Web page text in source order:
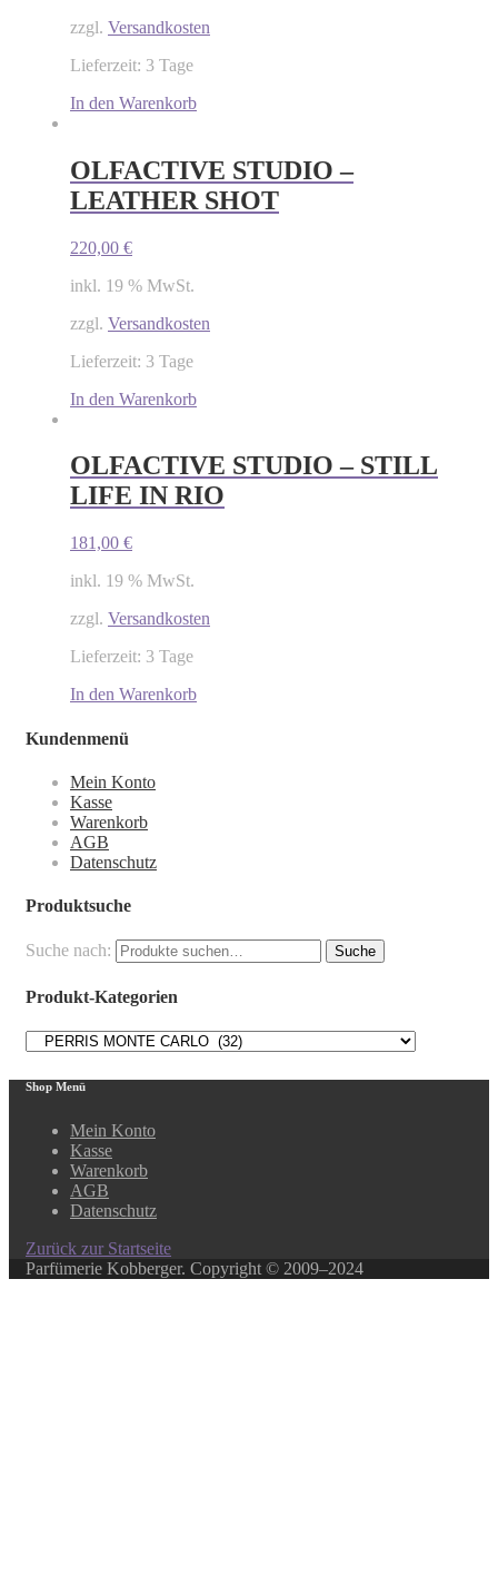
zzgl. Versandkosten
Lieferzeit: 3 Tage
In den Warenkorb
OLFACTIVE STUDIO –
LEATHER SHOT
220,00 €
inkl. 19 % MwSt.
zzgl. Versandkosten
Lieferzeit: 3 Tage
In den Warenkorb
OLFACTIVE STUDIO – STILL
LIFE IN RIO
181,00 €
inkl. 19 % MwSt.
zzgl. Versandkosten
Lieferzeit: 3 Tage
In den Warenkorb
Kundenmenü
Mein Konto
Kasse
Warenkorb
AGB
Datenschutz
Produktsuche
Suche nach: Suche
Produkt-Kategorien
Shop Menü
Mein Konto
Kasse
Warenkorb
AGB
Datenschutz
Zurück zur Startseite
Parfümerie Kobberger. Copyright © 2009–2024